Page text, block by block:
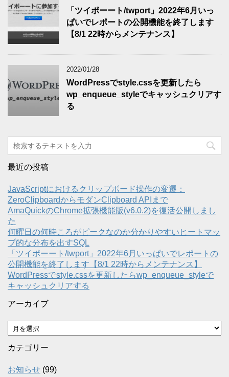
「ツイポーート/twport」2022年6月いっ
ぱいでレポートの公開機能を終了します
【8/1 22時からメンテナンス】
2022/01/28
WordPressでstyle.cssを更新したら
wp_enqueue_styleでキャッシュクリアす
る
最近の投稿
JavaScriptにおけるクリップボード操作の変遷：
ZeroClipboardからモダンClipboard APIまで
AmaQuickのChrome拡張機能版(v6.0.2)を復活公開しまし
た
何曜日の何時ころがピークなのか分かりやすいヒートマッ
プ的な分布を出すSQL
「ツイポーート/twport」2022年6月いっぱいでレポートの
公開機能を終了します【8/1 22時からメンテナンス】
WordPressでstyle.cssを更新したらwp_enqueue_styleで
キャッシュクリアする
アーカイブ
ア
ー
カ
ブ
カテゴリー
お知らせ (99)